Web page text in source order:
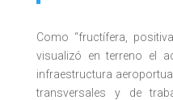
Como “fructífera,
visualizó en terreno el
infraestructura
transversales y de